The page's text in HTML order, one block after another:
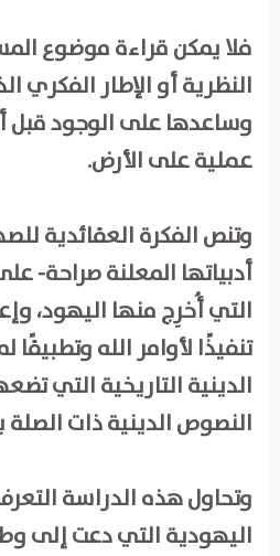
فلا يمكن قراءة موضوع
النظرية أو الإطار
وساعدها على الوجود قبل
عملية على الأرض.
وتنص الفكرة العقائدية
أدبياتها المعلنة صراحة-
التي أُخرِج منها اليهود،
تنفيذًا لأوامر الله وتطبيقًا
الدينية التاريخية التي
النصوص الدينية ذات الصلة
وتحاول هذه الدراسة
اليهودية التي دعت إلى